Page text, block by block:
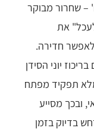
– שחרור מבוקר
את
חדירה.
יוני הסידן
תפקיד מפתח
ובכך מסייע
בדיוק בזמן